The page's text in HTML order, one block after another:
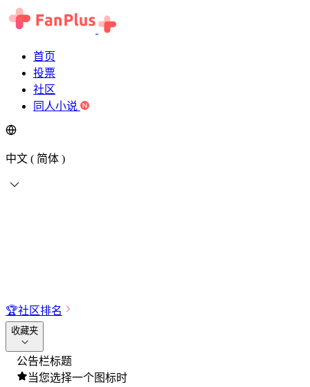
首页
投票
社区
同人小说
中文 ( 简体 )
🏆社区排名
收藏夹
公告栏标题
当您选择一个图标时